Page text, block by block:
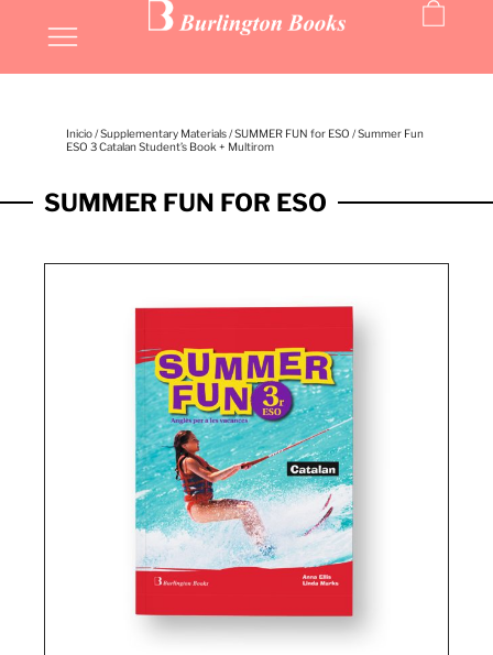
Inicio/Supplementary Materials/SUMMER FUN for ESO / Summer Fun
ESO 3 Catalan Student’s Book + Multirom
SUMMER FUN FOR ESO